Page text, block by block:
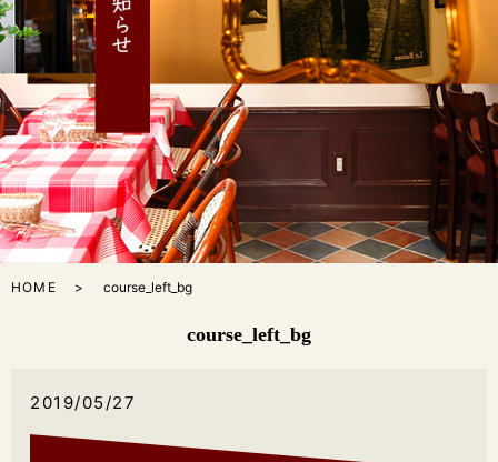
HOME course_left_bg
course_left_bg
2019/05/27